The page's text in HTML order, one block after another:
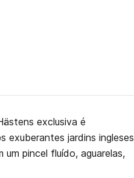
exclusiva é
exuberantes jardins ingleses
pincel fluído, aguarelas,